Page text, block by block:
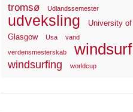
tromsø Udlandssemester
udveksling
University of
Glasgow
Usa vand
verdensmesterskab windsurf
windsurfing worldcup